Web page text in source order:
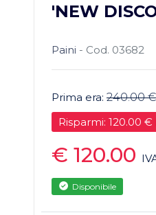
'NEW
Paini - Cod. 03682
Prima era: 240.00 €
Risparmi: 120.00 €
€ 120.00
Disponibile